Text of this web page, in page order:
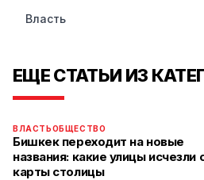
Власть
ЕЩЕ СТАТЬИ ИЗ
ВЛАСТЬОБЩЕСТВО
Бишкек переходит на новые
названия: какие улицы исчезли
карты столицы